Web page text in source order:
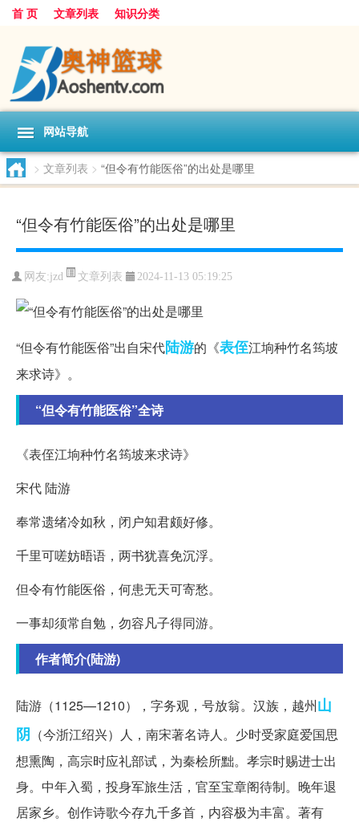
首 页 文章列表 知识分类
网站导航
> 文章列表 > “但令有竹能医俗”的出处是哪里
“但令有竹能医俗”的出处是哪里
网友:jzd 文章列表 2024-11-13 05:19:25
“但令有竹能医俗”出自宋代陆游的《表侄江垧种竹名筠坡
来求诗》。
“但令有竹能医俗”全诗
《表侄江垧种竹名筠坡来求诗》
宋代 陆游
奉常遗绪冷如秋，闭户知君颇好修。
千里可嗟妨晤语，两书犹喜免沉浮。
但令有竹能医俗，何患无天可寄愁。
一事却须常自勉，勿容凡子得同游。
作者简介(陆游)
陆游（1125—1210），字务观，号放翁。汉族，越州山
阴 （今浙江绍兴）人，南宋著名诗人。少时受家庭爱国思
想熏陶，高宗时应礼部试，为秦桧所黜。孝宗时赐进士出
身。中年入蜀，投身军旅生活，官至宝章阁待制。晚年退
居家乡。创作诗歌今存九千多首，内容极为丰富。著有